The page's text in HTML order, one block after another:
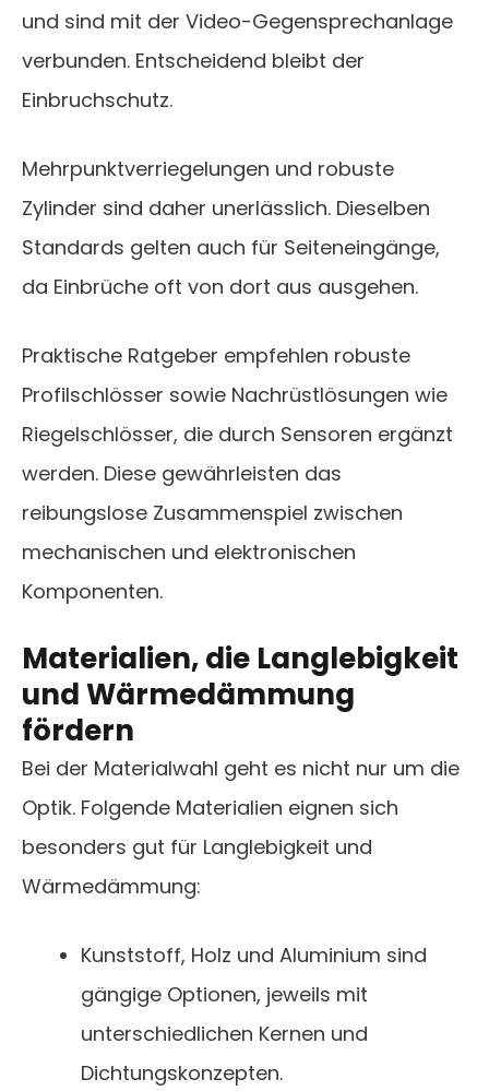
und sind mit der Video-Gegensprechanlage
verbunden. Entscheidend bleibt der
Einbruchschutz.
Mehrpunktverriegelungen und robuste
Zylinder sind daher unerlässlich. Dieselben
Standards gelten auch für Seiteneingänge,
da Einbrüche oft von dort aus ausgehen.
Praktische Ratgeber empfehlen robuste
Profilschlösser sowie Nachrüstlösungen wie
Riegelschlösser, die durch Sensoren ergänzt
werden. Diese gewährleisten das
reibungslose Zusammenspiel zwischen
mechanischen und elektronischen
Komponenten.
Materialien, die Langlebigkeit
und Wärmedämmung
fördern
Bei der Materialwahl geht es nicht nur um die
Optik. Folgende Materialien eignen sich
besonders gut für Langlebigkeit und
Wärmedämmung:
Kunststoff, Holz und Aluminium sind
gängige Optionen, jeweils mit
unterschiedlichen Kernen und
Dichtungskonzepten.